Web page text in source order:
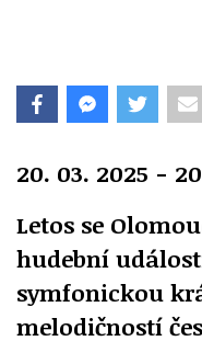
20. 03. 2025 -
Letos se
hudební
symfonickou
melodičností